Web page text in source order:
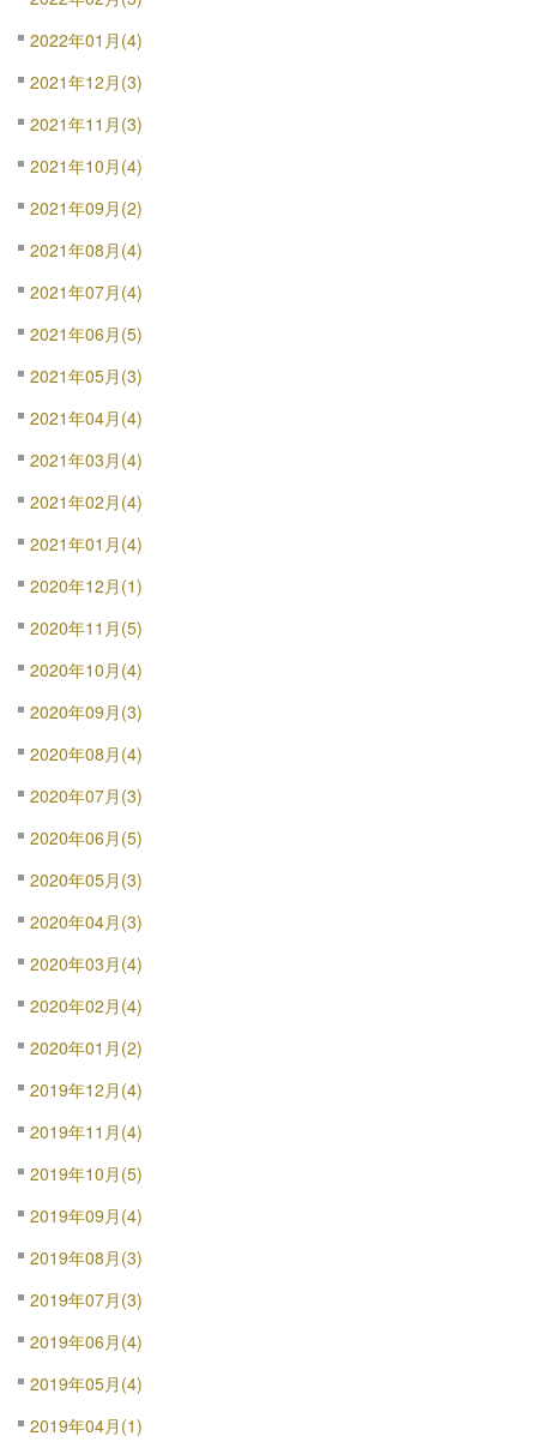
2022年01月(4)
2021年12月(3)
2021年11月(3)
2021年10月(4)
2021年09月(2)
2021年08月(4)
2021年07月(4)
2021年06月(5)
2021年05月(3)
2021年04月(4)
2021年03月(4)
2021年02月(4)
2021年01月(4)
2020年12月(1)
2020年11月(5)
2020年10月(4)
2020年09月(3)
2020年08月(4)
2020年07月(3)
2020年06月(5)
2020年05月(3)
2020年04月(3)
2020年03月(4)
2020年02月(4)
2020年01月(2)
2019年12月(4)
2019年11月(4)
2019年10月(5)
2019年09月(4)
2019年08月(3)
2019年07月(3)
2019年06月(4)
2019年05月(4)
2019年04月(1)